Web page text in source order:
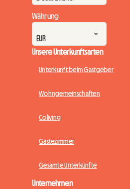
Währung
Unsere Unterkunftsarten
Unterkunft beim Gastgeber
Wohngemeinschaften
Coliving
Gästezimmer
Gesamte Unterkünfte
Unternehmen